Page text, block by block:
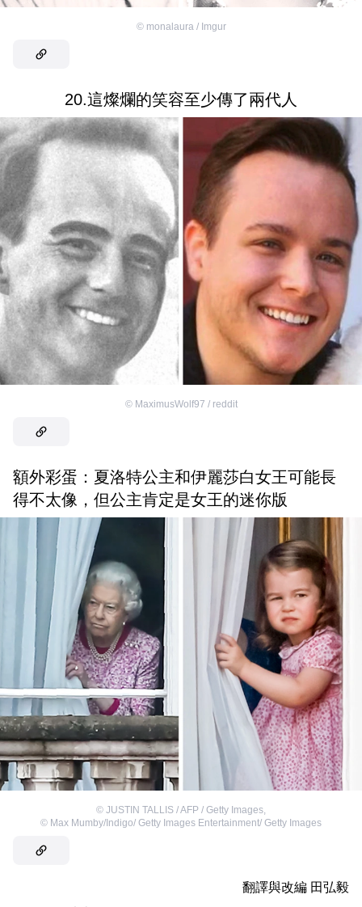
© monalaura / Imgur
20.這燦爛的笑容至少傳了兩代人
© MaximusWolf97 / reddit
額外彩蛋：夏洛特公主和伊麗莎白女王可能長
得不太像，但公主肯定是女王的迷你版
© JUSTIN TALLIS / AFP / Getty Images
© Max Mumby/Indigo/ Getty Images Entertainment/ Getty Images
翻譯與改編 田弘毅